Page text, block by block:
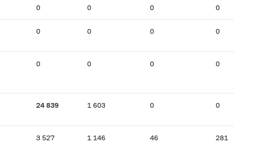
0 0 0 0
0 0 0 0
0 0 0 0
24 839 1 603 0 0
3 527 1 146 46 281